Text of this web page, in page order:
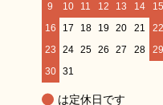
9
10 11 12 13 14
15
16
17 18 19 20 21
22
23
24 25 26 27 28
29
30
31
は定休日です